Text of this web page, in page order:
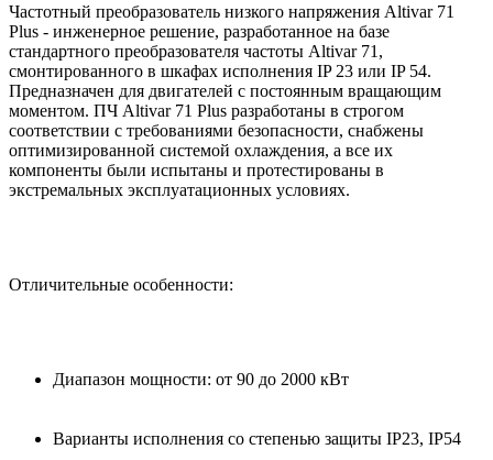
Частотный преобразователь низкого напряжения Altivar 71
Plus - инженерное решение, разработанное на базе
стандартного преобразователя частоты Altivar 71,
смонтированного в шкафах исполнения IP 23 или IP 54.
Предназначен для двигателей с постоянным вращающим
моментом. ПЧ Altivar 71 Plus разработаны в строгом
соответствии с требованиями безопасности, снабжены
оптимизированной системой охлаждения, а все их
компоненты были испытаны и протестированы в
экстремальных эксплуатационных условиях.
Отличительные особенности:
Диапазон мощности: от 90 до 2000 кВт
Варианты исполнения со степенью защиты IP23, IP54